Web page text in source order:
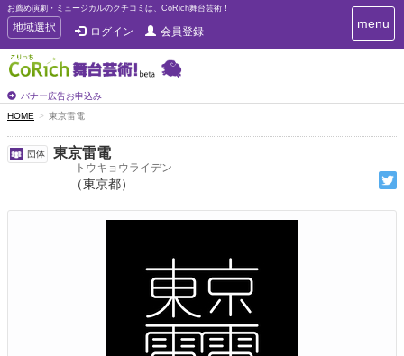
お薦め演劇・ミュージカルのクチコミは、CoRich舞台芸術！
T
o
g
g
e
n
a
v
i
a
t
地域選択 ログイン 会員登録
バナー広告お申込み
T
o
menu
HOME 東京雷電
団体 東京雷電
トウキョウライデン
（東京都）